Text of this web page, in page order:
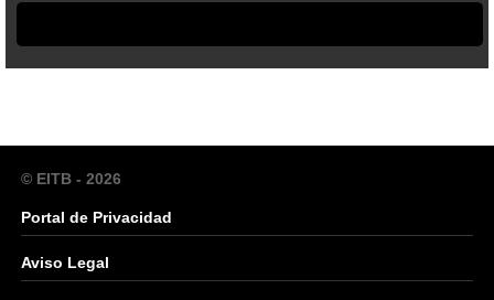
© EITB - 2026
Portal de Privacidad
Aviso Legal